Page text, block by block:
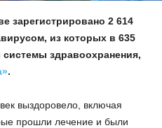
зарегистрировано 2 614
из которых в 635
здравоохранения,
.
выздоровело, включая
прошли лечение и были